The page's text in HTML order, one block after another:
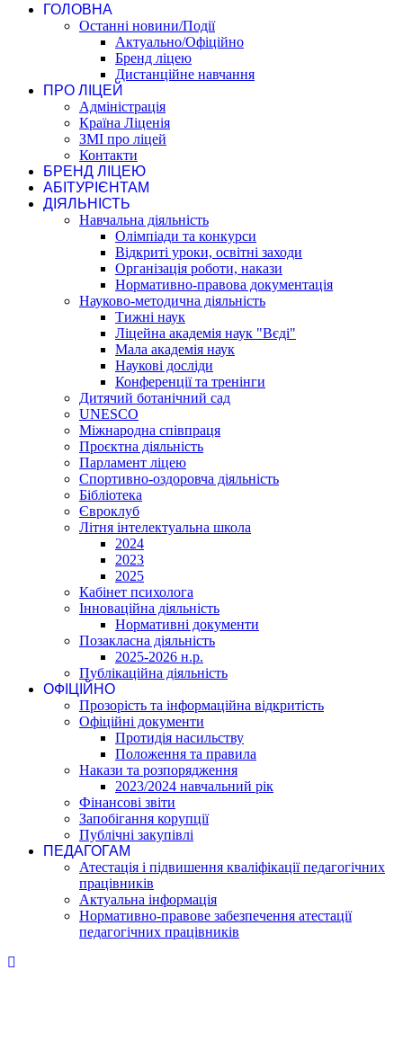
ГОЛОВНА
Останні новини/Події
Актуально/Офіційно
Бренд ліцею
Дистанційне навчання
ПРО ЛІЦЕЙ
Адміністрація
Країна Ліценія
ЗМІ про ліцей
Контакти
БРЕНД ЛІЦЕЮ
АБІТУРІЄНТАМ
ДІЯЛЬНІСТЬ
Навчальна діяльність
Олімпіади та конкурси
Відкриті уроки, освітні заходи
Організація роботи, накази
Нормативно-правова документація
Науково-методична діяльність
Тижні наук
Ліцейна академія наук "Вєді"
Мала академія наук
Наукові досліди
Конференції та тренінги
Дитячий ботанічний сад
UNESCO
Міжнародна співпраця
Проєктна діяльність
Парламент ліцею
Спортивно-оздоровча діяльність
Бібліотека
Євроклуб
Літня інтелектуальна школа
2024
2023
2025
Кабінет психолога
Інноваційна діяльність
Нормативні документи
Позакласна діяльність
2025-2026 н.р.
Публікаційна діяльність
ОФІЦІЙНО
Прозорість та інформаційна відкритість
Офіційні документи
Протидія насильству
Положення та правила
Накази та розпорядження
2023/2024 навчальний рік
Фінансові звіти
Запобігання корупції
Публічні закупівлі
ПЕДАГОГАМ
Атестація і підвишення кваліфікації педагогічних
працівників
Актуальна інформація
Нормативно-правове забезпечення атестації
педагогічних працівників